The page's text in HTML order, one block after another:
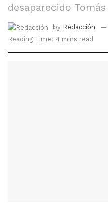
desaparecido
by Redacción
Reading Time: 4 mins read